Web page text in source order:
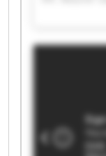
Gép Kft.
Kft. Maurer
Gép Kft.